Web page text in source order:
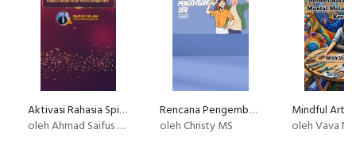
Aktivasi Rahasia Spiritual Kunci Rezeki
oleh Ahmad Saifus Salam
Rencana Pengembangan Diri
oleh Christy MS
oleh Vava